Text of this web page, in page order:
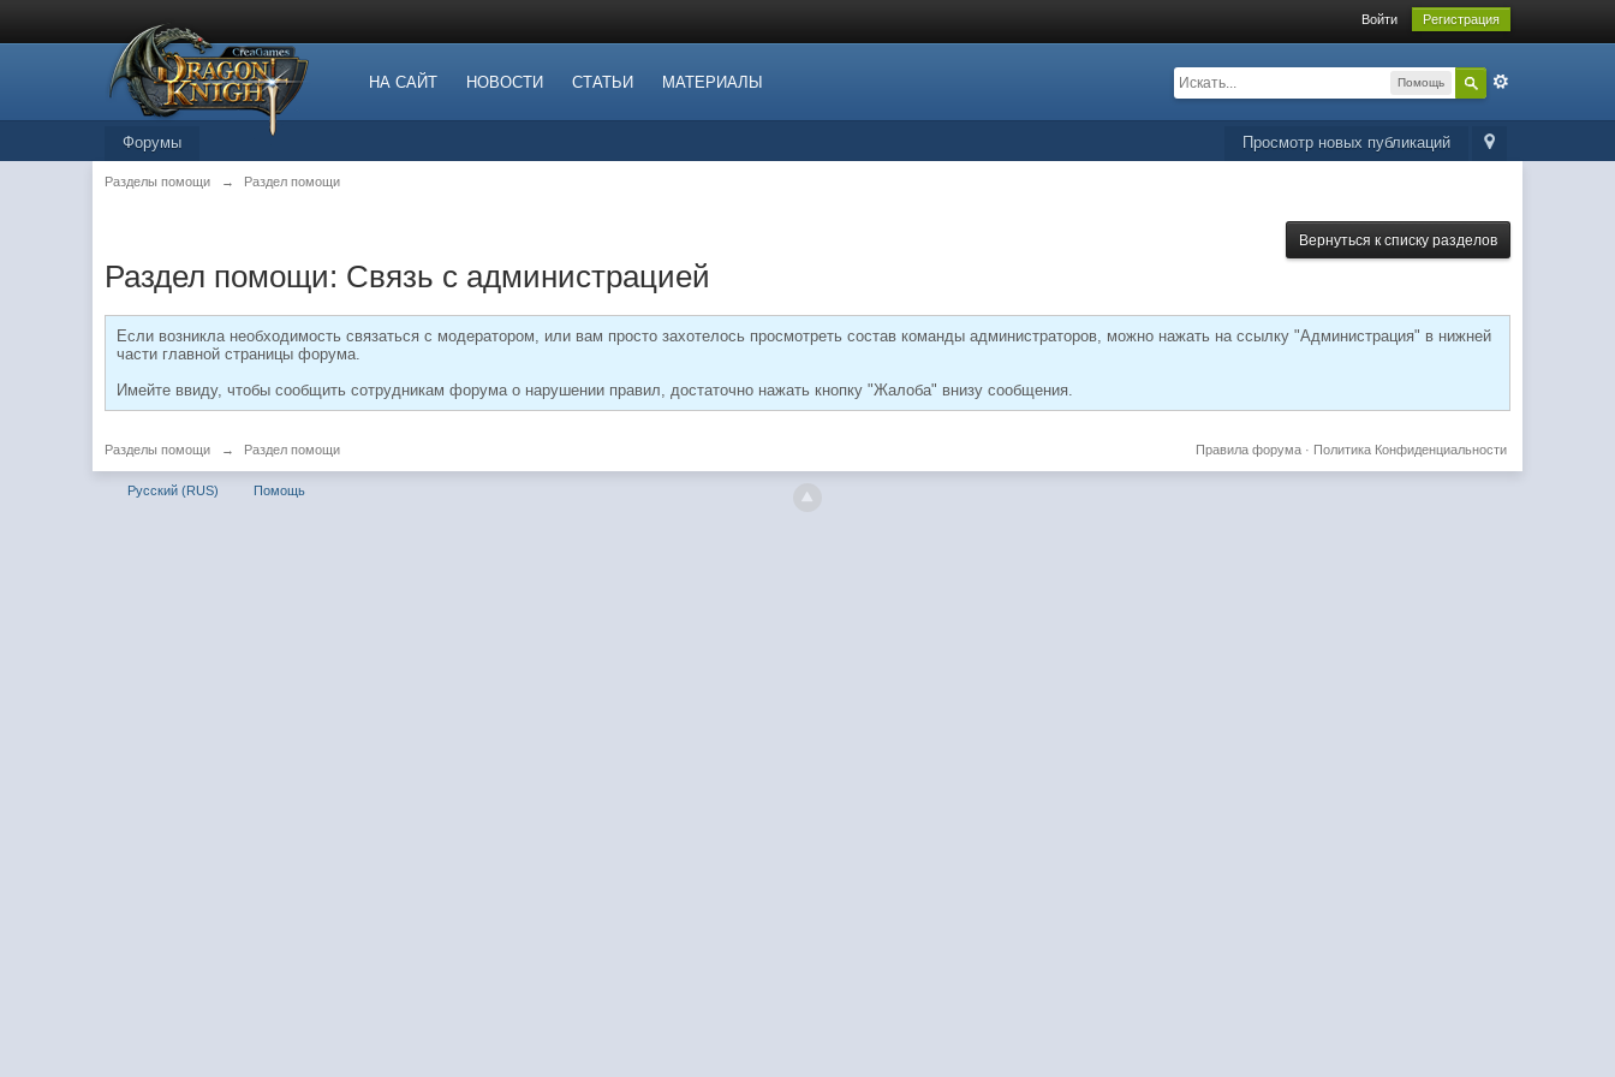
Войти Регистрация
НА САЙТ НОВОСТИ СТАТЬИ МАТЕРИАЛЫ Помощь
Просмотр новых публикаций
Форумы
Разделы помощи → Раздел помощи
Вернуться к списку разделов
Раздел помощи: Связь с администрацией
Если возникла необходимость связаться с модератором, или вам просто захотелось просмотреть состав команды администраторов, можно нажать на ссылку "Администрация" в нижней
части главной страницы форума.
Имейте ввиду, чтобы сообщить сотрудникам форума о нарушении правил, достаточно нажать кнопку "Жалоба" внизу сообщения.
Разделы помощи → Раздел помощи Политика Конфиденциальности
Правила форума·
Русский (RUS) Помощь